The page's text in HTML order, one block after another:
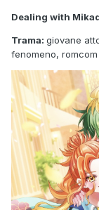
Dealing with
Trama: giovane
fenomeno,